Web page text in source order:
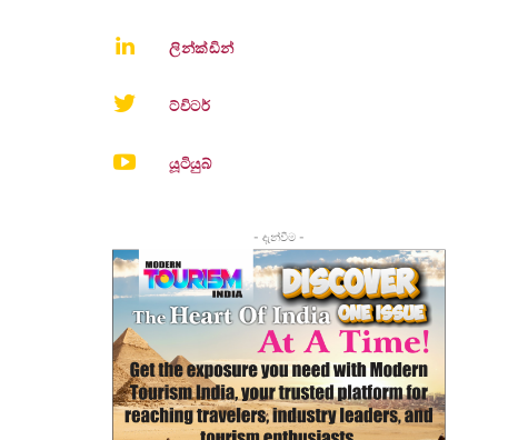
ලින්ක්ඩින්
ට්විටර්
යූටියුබ්
- දැන්වීම -